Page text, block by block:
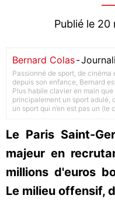
Publié le 20
Bernard Colas-
Passionné de sport, de cinéma
depuis son enfance, Bernard
Plus habile clavier en main
principalement un sport adulé,
un sport qui n’en est pas un (le
Le Paris Saint-
majeur en
millions d'euros
Le milieu offensif,